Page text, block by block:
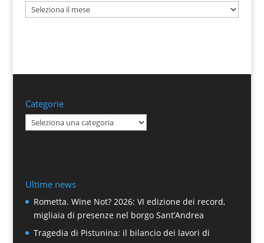
Archivi
Categorie
Categorie
Ultime news
Rometta. Wine Not? 2026: VI edizione dei record,
migliaia di presenze nel borgo Sant’Andrea
Tragedia di Pistunina: il bilancio dei lavori di